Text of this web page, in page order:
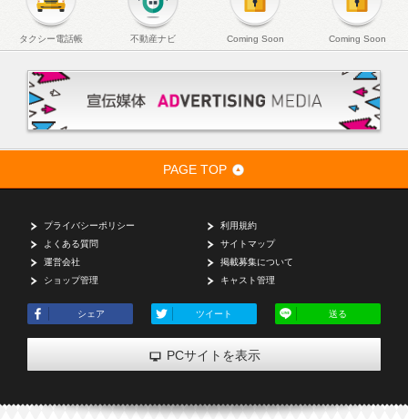
タクシー電話帳 不動産ナビ Coming Soon Coming Soon
PAGE TOP
プライバシーポリシー
利用規約
よくある質問
サイトマップ
運営会社
掲載募集について
ショップ管理
キャスト管理
シェア ツイート 送る
PCサイトを表示